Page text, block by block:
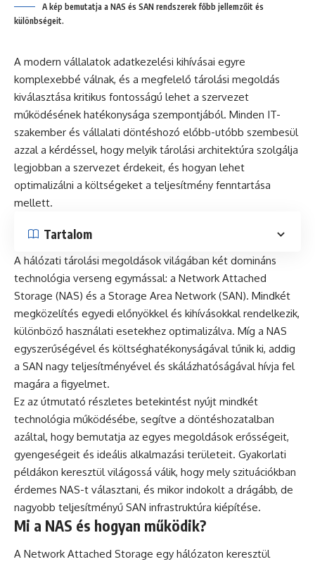
A kép bemutatja a NAS és SAN rendszerek főbb jellemzőit és
különbségeit.
A modern vállalatok adatkezelési kihívásai egyre
komplexebbé válnak, és a megfelelő tárolási megoldás
kiválasztása kritikus fontosságú lehet a szervezet
működésének hatékonysága szempontjából. Minden IT-
szakember és vállalati döntéshozó előbb-utóbb szembesül
azzal a kérdéssel, hogy melyik tárolási architektúra szolgálja
legjobban a szervezet érdekeit, és hogyan lehet
optimalizálni a költségeket a teljesítmény fenntartása
mellett.
Tartalom
A hálózati tárolási megoldások világában két domináns
technológia verseng egymással: a Network Attached
Storage (NAS) és a Storage Area Network (SAN). Mindkét
megközelítés egyedi előnyökkel és kihívásokkal rendelkezik,
különböző használati esetekhez optimalizálva. Míg a NAS
egyszerűségével és költséghatékonyságával tűnik ki, addig
a SAN nagy teljesítményével és skálázhatóságával hívja fel
magára a figyelmet.
Ez az útmutató részletes betekintést nyújt mindkét
technológia működésébe, segítve a döntéshozatalban
azáltal, hogy bemutatja az egyes megoldások erősségeit,
gyengeségeit és ideális alkalmazási területeit. Gyakorlati
példákon keresztül világossá válik, hogy mely szituációkban
érdemes NAS-t választani, és mikor indokolt a drágább, de
nagyobb teljesítményű SAN infrastruktúra kiépítése.
Mi a NAS és hogyan működik?
A Network Attached Storage egy hálózaton keresztül